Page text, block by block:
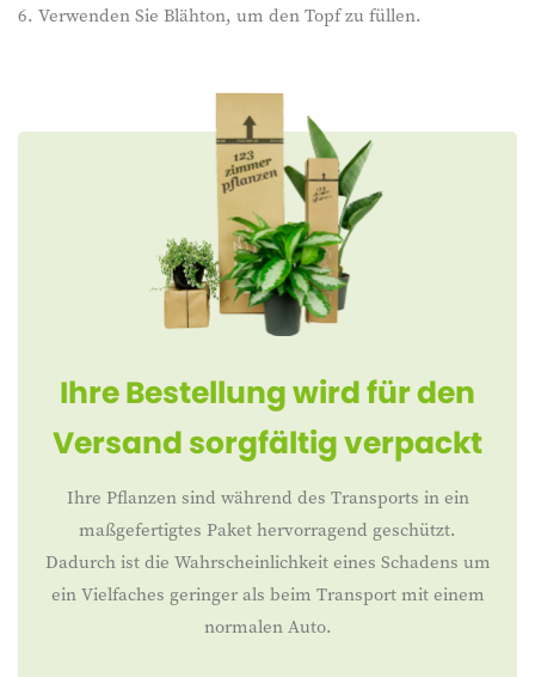
Verwenden Sie Blähton, um den Topf zu füllen.
Ihre Bestellung wird für den
Versand sorgfältig verpackt
Ihre Pflanzen sind während des Transports in ein
maßgefertigtes Paket hervorragend geschützt.
Dadurch ist die Wahrscheinlichkeit eines Schadens um
ein Vielfaches geringer als beim Transport mit einem
normalen Auto.